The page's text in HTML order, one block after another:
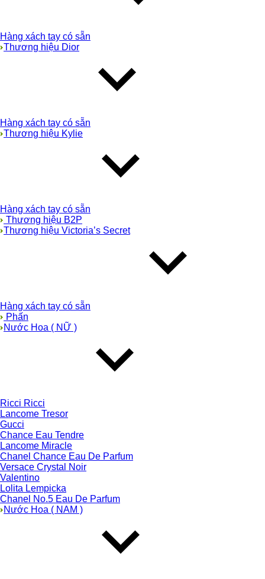
Hàng xách tay có sẵn
Thương hiệu Dior
Hàng xách tay có sẵn
Thương hiệu Kylie
Hàng xách tay có sẵn
Thương hiệu B2P
Thương hiệu Victoria’s Secret
Hàng xách tay có sẵn
Phấn
Nước Hoa ( NỮ )
Ricci Ricci
Lancome Tresor
Gucci
Chance Eau Tendre
Lancome Miracle
Chanel Chance Eau De Parfum
Versace Crystal Noir
Valentino
Lolita Lempicka
Chanel No.5 Eau De Parfum
Nước Hoa ( NAM )